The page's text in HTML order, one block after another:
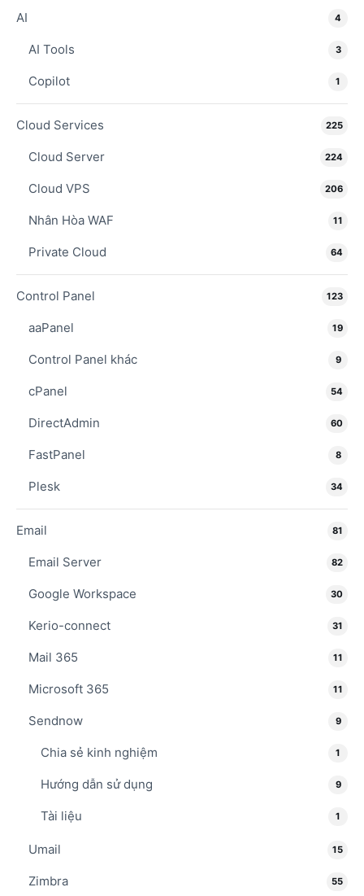
AI 4
AI Tools 3
Copilot 1
Cloud Services 225
Cloud Server 224
Cloud VPS 206
Nhân Hòa WAF 11
Private Cloud 64
Control Panel 123
aaPanel 19
Control Panel khác 9
cPanel 54
DirectAdmin 60
FastPanel 8
Plesk 34
Email 81
Email Server 82
Google Workspace 30
Kerio-connect 31
Mail 365 11
Microsoft 365 11
Sendnow 9
Chia sẻ kinh nghiệm 1
Hướng dẫn sử dụng 9
Tài liệu 1
Umail 15
Zimbra 55